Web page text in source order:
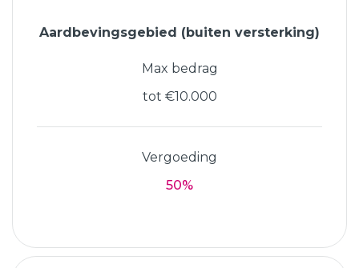
Aardbevingsgebied (buiten versterking)
Max bedrag
tot €10.000
Vergoeding
50%